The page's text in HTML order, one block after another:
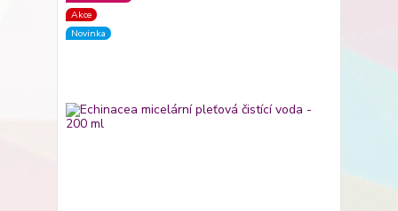
Akce
Novinka